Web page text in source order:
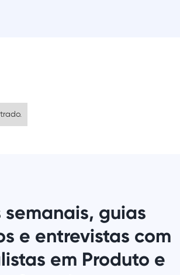
semanais, guias
e entrevistas com
em Produto e